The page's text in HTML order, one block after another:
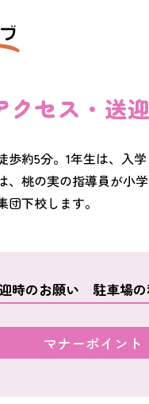
クセス・送
歩約5分。1年生は、入
、桃の実の指導員が小
団下校します。
時のお願い 駐車場の
マナーポイント